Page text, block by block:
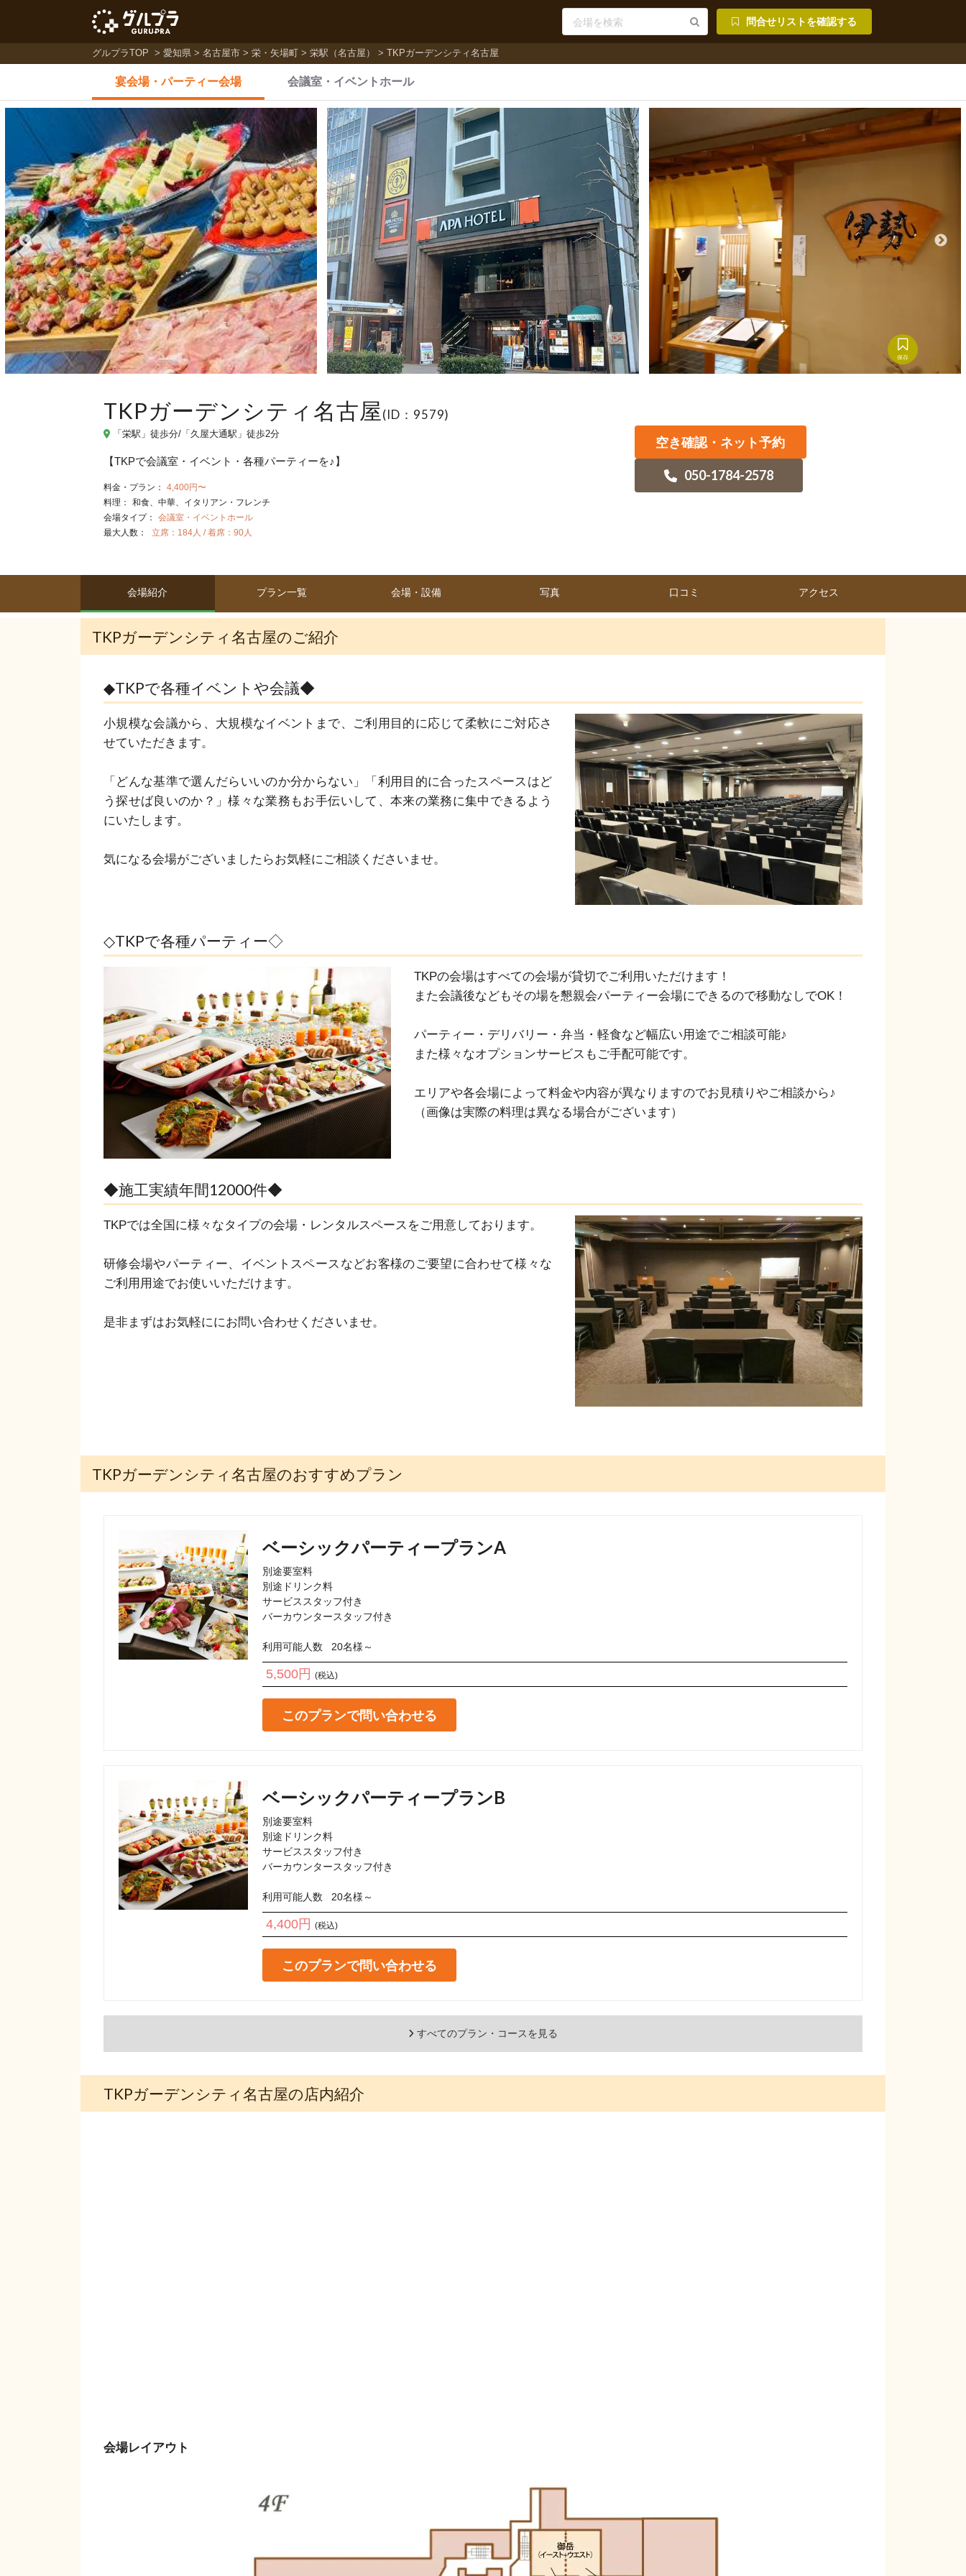
問合せリストを確認する
グルプラTOP 愛知県 名古屋市 栄・矢場町 栄駅（名古屋） TKPガーデンシティ名古屋
宴会場・パーティー会場 会議室・ イベントホール
保存
TKPガーデンシティ名古屋(ID：9579)
「栄駅」徒歩分/「久屋大通駅」徒歩2分
【TKPで会議室・イベント・各種パーティーを♪】
料金・プラン：
4,400円〜
料理：
和食 中華
イタリアン・フレンチ
会場タイプ：
会議室・イベントホール
最大人数：
立席：184人 / 着席：90人
空き確認・ネット予約
050-1784-2578
会場紹介 プラン一覧 会場・設備 写真 口コミ アクセス
TKPガーデンシティ名古屋のご紹介
◆TKPで各種イベントや会議◆
小規模な会議から、大規模なイベントまで、ご利用目的に応じて柔軟にご対応さ
せていただきます。
「どんな基準で選んだらいいのか分からない」「利用目的に合ったスペースはど
う探せば良いのか？」様々な業務もお手伝いして、本来の業務に集中できるよう
にいたします。
気になる会場がございましたらお気軽にご相談くださいませ。
◇TKPで各種パーティー◇
TKPの会場はすべての会場が貸切でご利用いただけます！
また会議後などもその場を懇親会パーティー会場にできるので移動なしでOK！
パーティー・デリバリー・弁当・軽食など幅広い用途でご相談可能♪
また様々なオプションサービスもご手配可能です。
エリアや各会場によって料金や内容が異なりますのでお見積りやご相談から♪
（画像は実際の料理は異なる場合がございます）
◆施工実績年間12000件◆
TKPでは全国に様々なタイプの会場・レンタルスペースをご用意しております。
研修会場やパーティー、イベントスペースなどお客様のご要望に合わせて様々な
ご利用用途でお使いいただけます。
是非まずはお気軽ににお問い合わせくださいませ。
TKPガーデンシティ名古屋のおすすめプラン
ベーシックパーティープランA
別途要室料
別途ドリンク料
サービススタッフ付き
バーカウンタースタッフ付き
利用可能人数	20名様～
5,500円 (税込)
このプランで問い合わせる
ベーシックパーティープランB
別途要室料
別途ドリンク料
サービススタッフ付き
バーカウンタースタッフ付き
利用可能人数	20名様～
4,400円 (税込)
このプランで問い合わせる
すべてのプラン・コースを見る
TKPガーデンシティ名古屋の店内紹介
会場レイアウト